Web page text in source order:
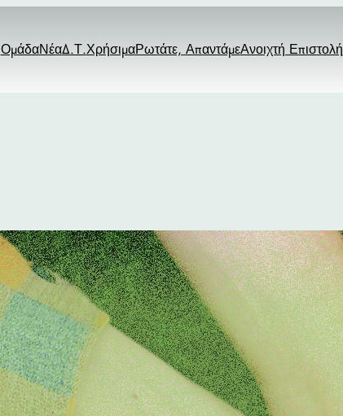
ΟμάδαΝέαΔ.Τ.ΧρήσιμαΡωτάτε, ΑπαντάμεΑνοιχτή Επιστολή